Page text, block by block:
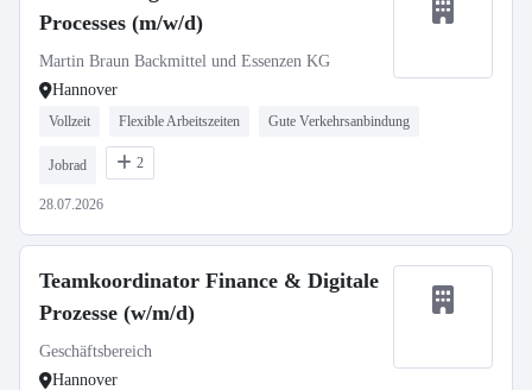
Processes (m/w/d)
Martin Braun Backmittel und Essenzen KG
Hannover
Vollzeit Flexible Arbeitszeiten Gute Verkehrsanbindung
Jobrad 2
28.07.2026
Teamkoordinator Finance & Digitale
Prozesse (w/m/d)
Geschäftsbereich
Hannover